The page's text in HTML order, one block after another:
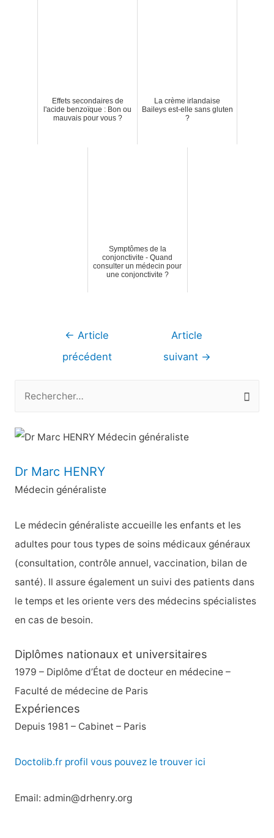
Effets secondaires de
l'acide benzoïque : Bon ou
mauvais pour vous ?
La crème irlandaise
Baileys est-elle sans gluten
?
Symptômes de la
conjonctivite - Quand
consulter un médecin pour
une conjonctivite ?
Navigation
← Article
précédent
Article
suivant →
c
e
r
h
e
r
:
Dr Marc HENRY
Médecin généraliste
Le médecin généraliste accueille les enfants et les
adultes pour tous types de soins médicaux généraux
(consultation, contrôle annuel, vaccination, bilan de
santé). Il assure également un suivi des patients dans
le temps et les oriente vers des médecins spécialistes
en cas de besoin.
Diplômes nationaux et universitaires
1979 – Diplôme d’État de docteur en médecine –
Faculté de médecine de Paris
Expériences
Depuis 1981 – Cabinet – Paris
Doctolib.fr profil vous pouvez le trouver ici
Email: admin@drhenry.org